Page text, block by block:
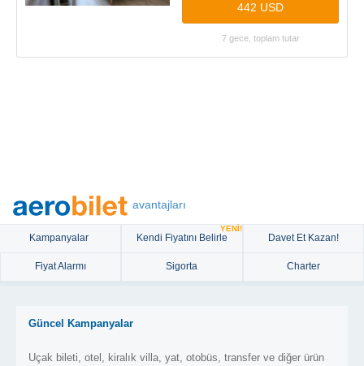
442 USD
7 gece, toplam tutar
avantajları
Kampanyalar Kendi Fiyatını Belirle
YENİ!
Davet Et Kazan!
Fiyat Alarmı Sigorta Charter
Güncel Kampanyalar
Uçak bileti, otel, kiralık villa, yat, otobüs, transfer ve diğer ürün